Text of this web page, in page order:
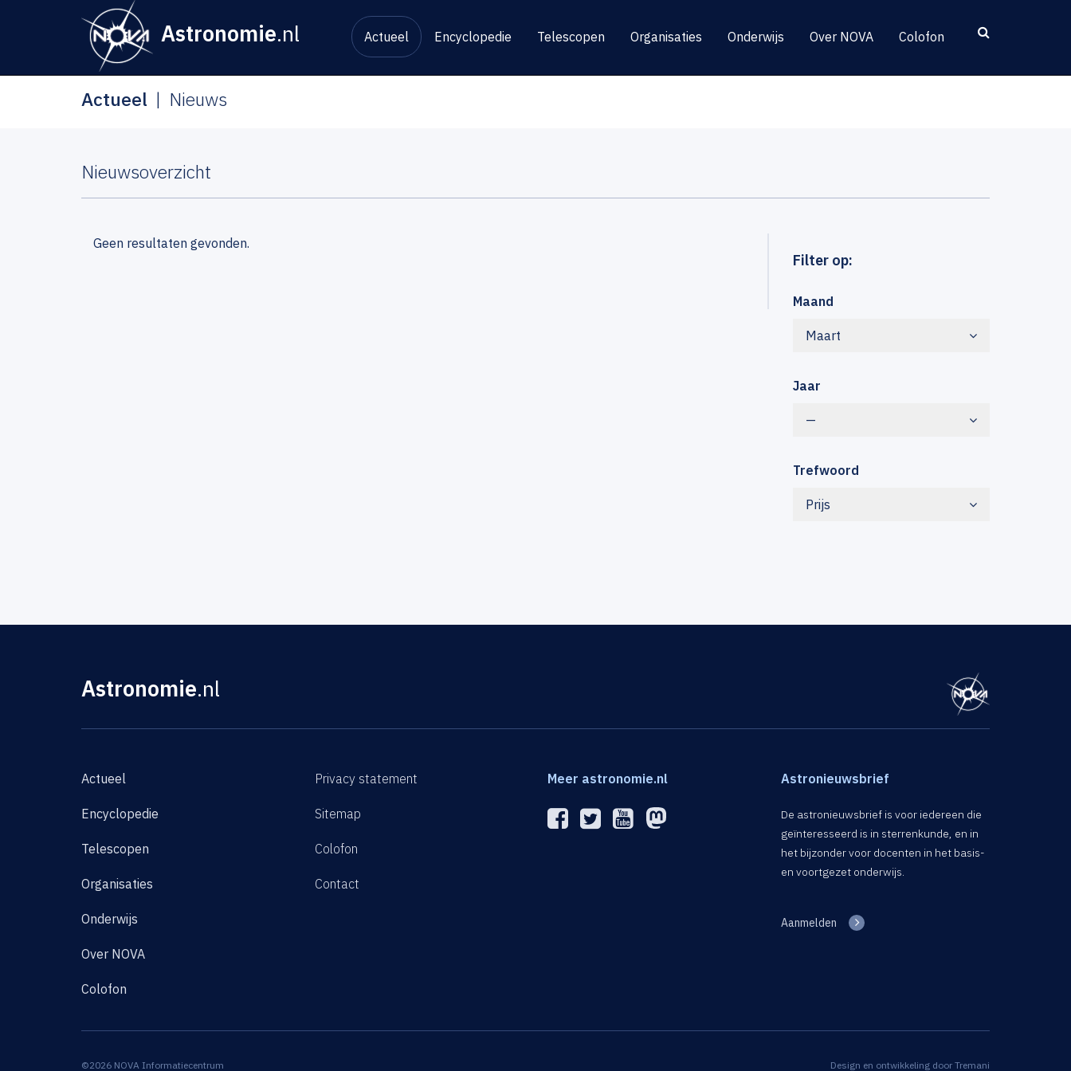
Astronomie.nl Actueel Encyclopedie Telescopen Organisaties Onderwijs Over NOVA Colofon
Actueel Nieuws
Nieuwsoverzicht
Filter op:
Maand
Maart
Jaar
—
Trefwoord
Prijs
Geen resultaten gevonden.
Astronomie.nl
Actueel
Encyclopedie
Telescopen
Organisaties
Onderwijs
Over NOVA
Colofon
Privacy statement
Sitemap
Colofon
Contact
Meer astronomie.nl Astronieuwsbrief
De astronieuwsbrief is voor iedereen die
geïnteresseerd is in sterrenkunde, en in
het bijzonder voor docenten in het basis-
en voortgezet onderwijs.
Aanmelden
©2026 NOVA Informatiecentrum Design en ontwikkeling door Tremani